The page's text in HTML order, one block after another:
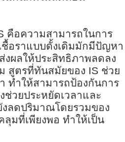
คือความสามารถในการ
ชื้อราแบบดั้งเดิมมักมีปัญหา
งผลให้ประสิทธิภาพลดลง
สูตรที่ทันสมัยของ IS ช่วย
ทำให้สามารถป้องกันการ
ช่วยประหยัดเวลาและ
ลดปริมาณโดยรวมของ
มที่เพียงพอ ทำให้เป็น